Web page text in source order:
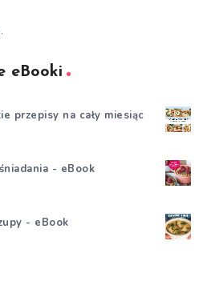
eBooki
przepisy na cały miesiąc
- eBook
- eBook